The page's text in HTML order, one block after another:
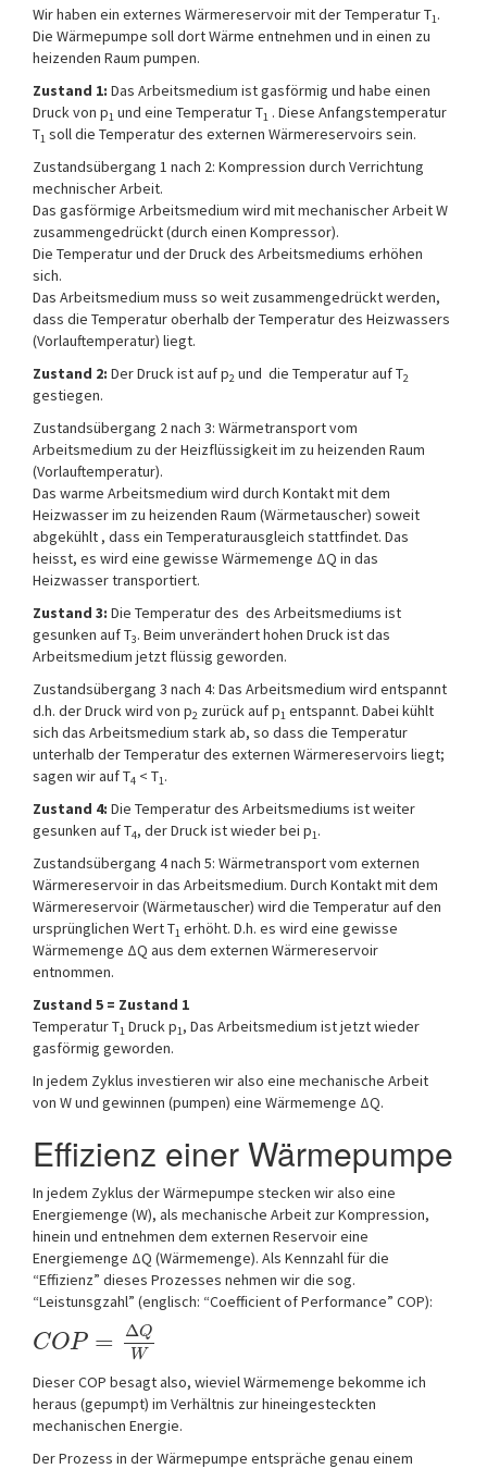
Wir haben ein externes Wärmereservoir mit der Temperatur T1 .
Die Wärmepumpe soll dort Wärme entnehmen und in einen zu
heizenden Raum pumpen.
Zustand 1: Das Arbeitsmedium ist gasförmig und habe einen
Druck von p1 und eine Temperatur T1 . Diese Anfangstemperatur
T1 soll die Temperatur des externen Wärmereservoirs sein.
Zustandsübergang 1 nach 2: Kompression durch Verrichtung
mechnischer Arbeit.
Das gasförmige Arbeitsmedium wird mit mechanischer Arbeit W
zusammengedrückt (durch einen Kompressor).
Die Temperatur und der Druck des Arbeitsmediums erhöhen
sich.
Das Arbeitsmedium muss so weit zusammengedrückt werden,
dass die Temperatur oberhalb der Temperatur des Heizwassers
(Vorlauftemperatur) liegt.
Zustand 2: Der Druck ist auf p2 und die Temperatur auf T2
gestiegen.
Zustandsübergang 2 nach 3: Wärmetransport vom
Arbeitsmedium zu der Heizflüssigkeit im zu heizenden Raum
(Vorlauftemperatur).
Das warme Arbeitsmedium wird durch Kontakt mit dem
Heizwasser im zu heizenden Raum (Wärmetauscher) soweit
abgekühlt , dass ein Temperaturausgleich stattfindet. Das
heisst, es wird eine gewisse Wärmemenge ΔQ in das
Heizwasser transportiert.
Zustand 3: Die Temperatur des des Arbeitsmediums ist
gesunken auf T3. Beim unverändert hohen Druck ist das
Arbeitsmedium jetzt flüssig geworden.
Zustandsübergang 3 nach 4: Das Arbeitsmedium wird entspannt
d.h. der Druck wird von p2 zurück auf p1 entspannt. Dabei kühlt
sich das Arbeitsmedium stark ab, so dass die Temperatur
unterhalb der Temperatur des externen Wärmereservoirs liegt;
sagen wir auf T4 < T1 .
Zustand 4: Die Temperatur des Arbeitsmediums ist weiter
gesunken auf T4, der Druck ist wieder bei p1 .
Zustandsübergang 4 nach 5: Wärmetransport vom externen
Wärmereservoir in das Arbeitsmedium. Durch Kontakt mit dem
Wärmereservoir (Wärmetauscher) wird die Temperatur auf den
ursprünglichen Wert T1 erhöht. D.h. es wird eine gewisse
Wärmemenge ΔQ aus dem externen Wärmereservoir
entnommen.
Zustand 5 = Zustand 1
Temperatur T1 Druck p1 , Das Arbeitsmedium ist jetzt wieder
gasförmig geworden.
In jedem Zyklus investieren wir also eine mechanische Arbeit
von W und gewinnen (pumpen) eine Wärmemenge ΔQ.
Effizienz einer Wärmepumpe
In jedem Zyklus der Wärmepumpe stecken wir also eine
Energiemenge (W), als mechanische Arbeit zur Kompression,
hinein und entnehmen dem externen Reservoir eine
Energiemenge ΔQ (Wärmemenge). Als Kennzahl für die
“Effizienz” dieses Prozesses nehmen wir die sog.
“Leistunsgzahl” (englisch: “Coefficient of Performance” COP):
COP = ΔQ
W
Dieser COP besagt also, wieviel Wärmemenge bekomme ich
heraus (gepumpt) im Verhältnis zur hineingesteckten
mechanischen Energie.
Der Prozess in der Wärmepumpe entspräche genau einem